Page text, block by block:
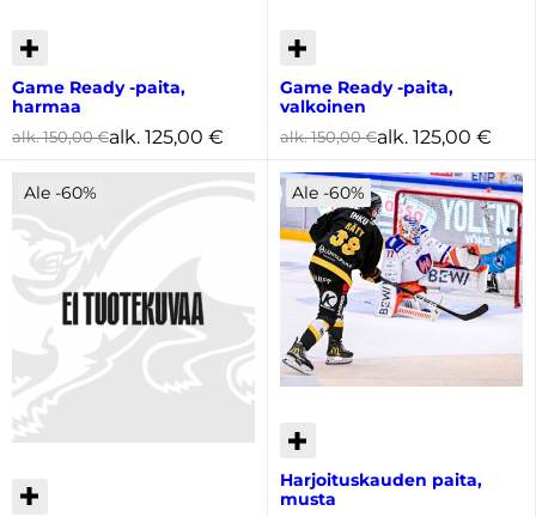
Game Ready -paita,
harmaa
alk.150,00€alk. 125,00 €
Game Ready -paita,
valkoinen
alk.150,00€alk. 125,00 €
Ale -60% Ale -60%
Harjoituskauden paita,
musta